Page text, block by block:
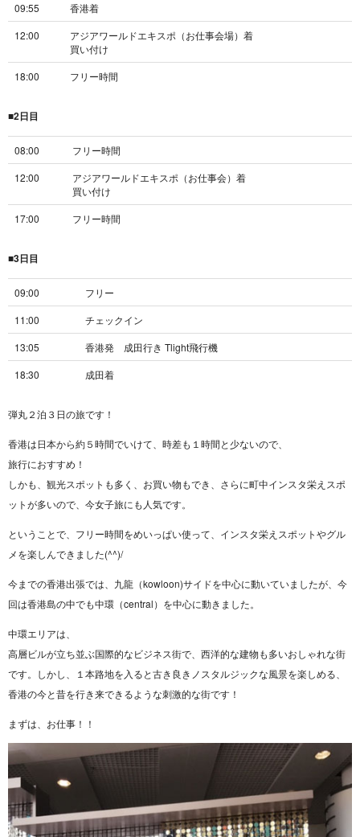
09:55
香港着
12:00
アジアワールドエキスポ（お仕事会場）着
買い付け
18:00
フリー時間
■2日目
08:00
フリー時間
12:00
アジアワールドエキスポ（お仕事会）着
買い付け
17:00
フリー時間
■3日目
09:00
フリー
11:00
チェックイン
13:05
香港発 成田行き Tlight飛行機
18:30
成田着
弾丸２泊３日の旅です！
香港は日本から約５時間でいけて、時差も１時間と少ないので、
旅行におすすめ！
しかも、観光スポットも多く、お買い物もでき、さらに町中インスタ栄えスポ
ットが多いので、今女子旅にも人気です。
ということで、フリー時間をめいっぱい使って、インスタ栄えスポットやグル
メを楽しんできました(^^)/
今までの香港出張では、九龍（kowloon)サイドを中心に動いていましたが、今
回は香港島の中でも中環（central）を中心に動きました。
中環エリアは、
高層ビルが立ち並ぶ国際的なビジネス街で、西洋的な建物も多いおしゃれな街
です。しかし、１本路地を入ると古き良きノスタルジックな風景を楽しめる、
香港の今と昔を行き来できるような刺激的な街です！
まずは、お仕事！！